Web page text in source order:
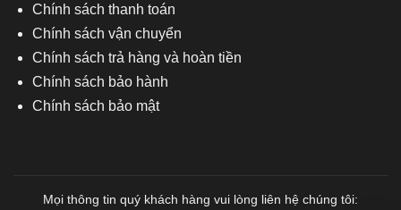
Chính sách thanh toán
Chính sách vận chuyển
Chính sách trả hàng và hoàn tiền
Chính sách bảo hành
Chính sách bảo mật
Mọi thông tin quý khách hàng vui lòng liên hệ chúng tôi: